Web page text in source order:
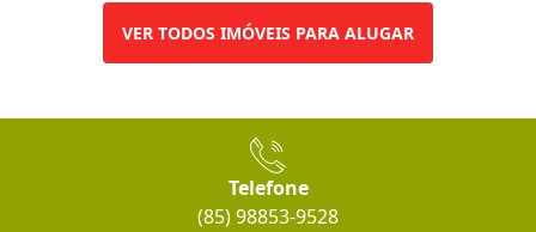
VER TODOS IMÓVEIS PARA ALUGAR
Telefone
(85) 98853-9528